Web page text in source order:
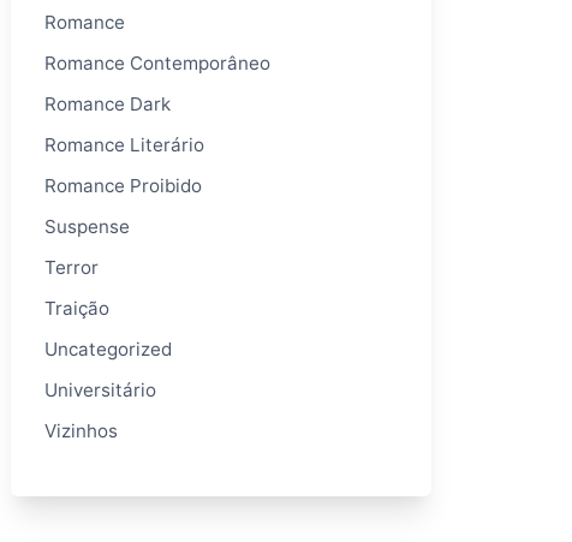
Romance
Romance Contemporâneo
Romance Dark
Romance Literário
Romance Proibido
Suspense
Terror
Traição
Uncategorized
Universitário
Vizinhos